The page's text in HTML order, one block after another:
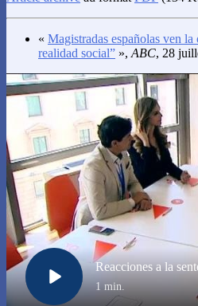
« Magistradas españolas ven
realidad social” »,ABC, 28